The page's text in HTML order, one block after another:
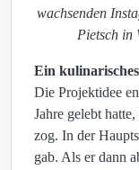
wachsenden
Pietsch in
Ein
Die Projektidee
Jahre gelebt
zog. In der
gab. Als er dann